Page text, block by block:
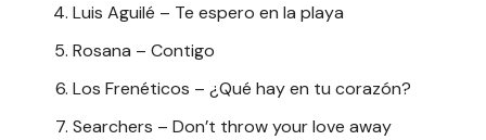
Luis Aguilé – Te espero en la playa
Rosana – Contigo
Los Frenéticos – ¿Qué hay en tu corazón?
Searchers – Don’t throw your love away